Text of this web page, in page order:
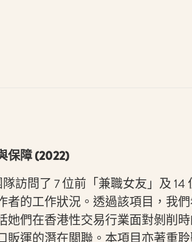
保障 (2022)
訪問了 7 位前「兼職女友」及
者的工作狀況。透過該項目，我
她們在香港性交易行業面對剝削
販運的潛在關聯。本項目亦著重